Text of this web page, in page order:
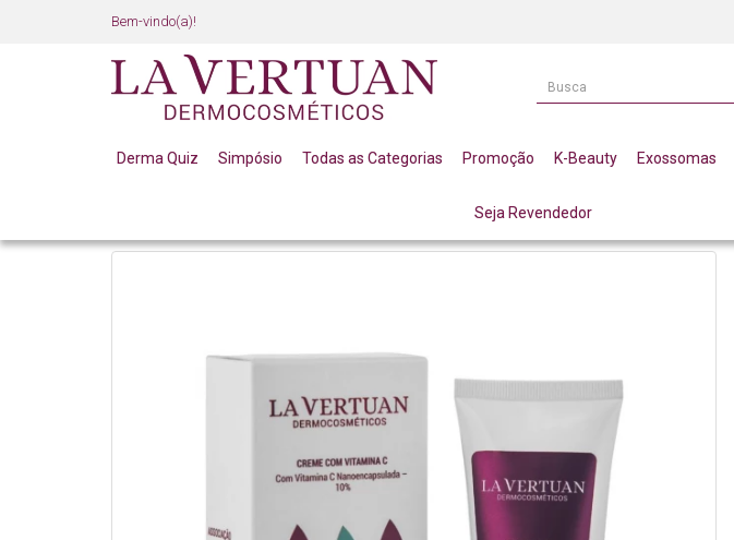
Bem-vindo(a)!
Derma Quiz Simpósio Todas as Categorias Promoção K-Beauty Exossomas
Seja Revendedor
CREME COM VITAMINA C 60 G LA VERTUAN* (D)